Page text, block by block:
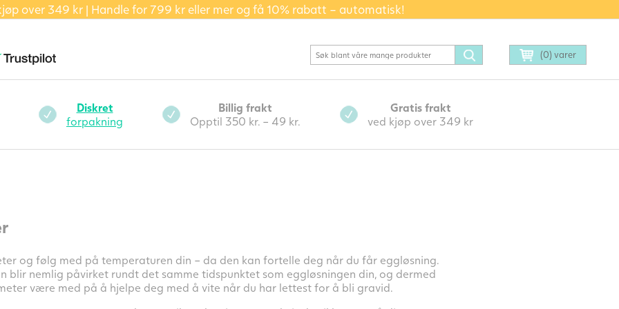
over 349 kr | Handle for 799 kr eller mer og få 10% rabatt – automatisk!
(0) varer
Diskret
forpakning
Billig frakt
Opptil 350 kr. – 49 kr.
Gratis frakt
ved kjøp over 349 kr
og følg med på temperaturen din – da den kan fortelle deg når du får eggløsning.
blir nemlig påvirket rundt det samme tidspunktet som eggløsningen din, og dermed
være med på å hjelpe deg med å vite når du har lettest for å bli gravid.